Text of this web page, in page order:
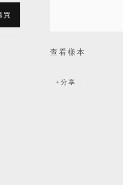
查看樣本
分享
買